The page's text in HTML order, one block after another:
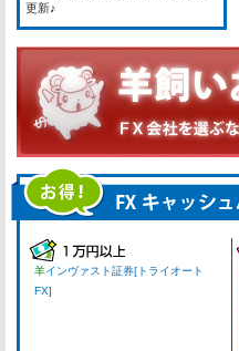
更新♪
羊インヴァスト証券[トライオート
FX]